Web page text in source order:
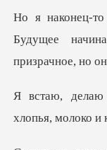
Будущее
хлопья